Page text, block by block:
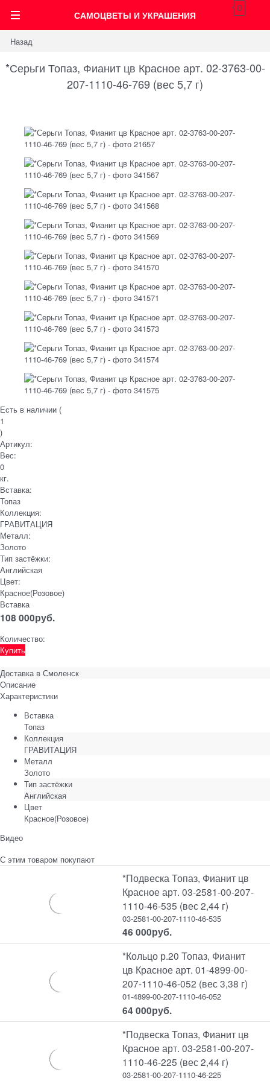
САМОЦВЕТЫ И УКРАШЕНИЯ
0
Назад
*Серьги Топаз, Фианит цв Красное арт. 02-3763-00-
207-1110-46-769 (вес 5,7 г)
Есть в наличии (
1
)
Артикул:
Вес:
0
кг.
Вставка:
Топаз
Коллекция:
ГРАВИТАЦИЯ
Металл:
Золото
Тип застёжки:
Английская
Цвет:
Красное(Розовое)
Вставка
108 000руб.
Количество:
Купить
Доставка в Смоленск
Описание
Характеристики
Вставка
Топаз
Коллекция
ГРАВИТАЦИЯ
Металл
Золото
Тип застёжки
Английская
Цвет
Красное(Розовое)
Видео
С этим товаром покупают
*Подвеска Топаз, Фианит цв
Красное арт. 03-2581-00-207-
1110-46-535 (вес 2,44 г)
03-2581-00-207-1110-46-535
46 000руб.
*Кольцо р.20 Топаз, Фианит
цв Красное арт. 01-4899-00-
207-1110-46-052 (вес 3,38 г)
01-4899-00-207-1110-46-052
64 000руб.
*Подвеска Топаз, Фианит цв
Красное арт. 03-2581-00-207-
1110-46-225 (вес 2,44 г)
03-2581-00-207-1110-46-225